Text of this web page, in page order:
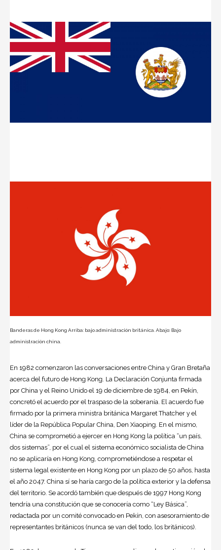
Banderas de Hong Kong Arriba: bajo administración británica. Abajo: Bajo
administración china.
En 1982 comenzaron las conversaciones entre China y Gran Bretaña
acerca del futuro de Hong Kong. La Declaración Conjunta firmada
por China y el Reino Unido el 19 de diciembre de 1984, en Pekín,
concretó el acuerdo por el traspaso de la soberanía. El acuerdo fue
firmado por la primera ministra británica Margaret Thatcher y el
líder de la República Popular China, Den Xiaoping. En el mismo,
China se comprometió a ejercer en Hong Kong la política “un país,
dos sistemas”, por el cual el sistema económico socialista de China
no se aplicaría en Hong Kong, comprometiéndose a respetar el
sistema legal existente en Hong Kong por un plazo de 50 años, hasta
el año 2047. China sí se haría cargo de la política exterior y la defensa
del territorio. Se acordó también que después de 1997 Hong Kong
tendría una constitución que se conocería como “Ley Básica”,
redactada por un comité convocado en Pekín, con asesoramiento de
representantes británicos (nunca se van del todo, los británicos).